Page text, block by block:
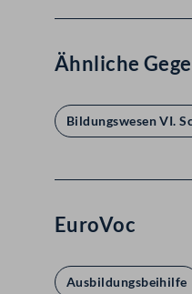
Ähnliche
Bildungswesen VI.
EuroVoc
Ausbildungsbeihilfe